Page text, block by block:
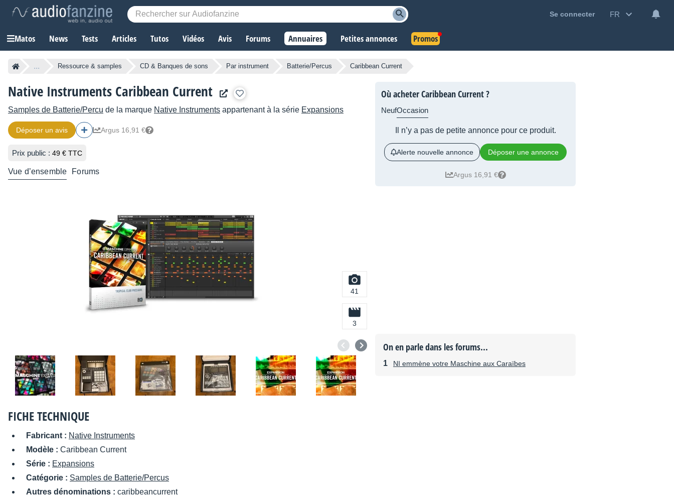
Se connecter FR
Matos News Tests Articles Tutos Vidéos Avis Forums Annuaires Petites annonces Promos
... Ressource & samples CD & Banques de sons Par instrument Batterie/Percus Caribbean Current
Native Instruments Caribbean Current
Samples de Batterie/Percu de la marque Native Instruments appartenant à la série Expansions
Déposer un avis Argus 16,91 €
Prix public : 49 € TTC
Vue d’ensemble Forums
41
3
FICHE TECHNIQUE
Fabricant : Native Instruments
Modèle : Caribbean Current
Série : Expansions
Catégorie : Samples de Batterie/Percus
Autres dénominations : caribbeancurrent
Où acheter Caribbean Current ?
NeufOccasion
Il n’y a pas de petite annonce pour ce produit.
Alerte nouvelle annonce Déposer une annonce
Argus 16,91 €
On en parle dans les forums...
NI emmène votre Maschine aux Caraïbes